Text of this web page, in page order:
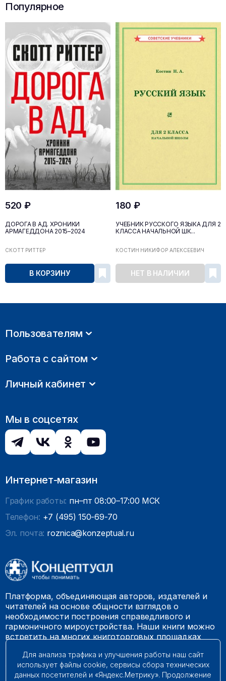
Популярное
520 ₽
ДОРОГА В АД. ХРОНИКИ
АРМАГЕДДОНА 2015–2024
СКОТТ РИТТЕР
В КОРЗИНУ
180 ₽
УЧЕБНИК РУССКОГО ЯЗЫКА ДЛЯ 2
КЛАССА НАЧАЛЬНОЙ ШК...
КОСТИН НИКИФОР АЛЕКСЕЕВИЧ
НЕТ В НАЛИЧИИ
Пользователям
Работа с сайтом
Личный кабинет
Мы в соцсетях
Интернет-магазин
График работы: пн–пт 08:00–17:00 МСК
Телефон: +7 (495) 150-69-70
Эл. почта: roznica@konzeptual.ru
Платформа, объединяющая авторов, издателей и
читателей на основе общности взглядов о
необходимости построения справедливого и
гармоничного мироустройства. Наши книги можно
встретить на многих книготорговых площадках
© 2009 – 2026. Все права защищены.
Для анализа трафика и улучшения работы наш сайт
использует файлы cookie, сервисы сбора технических
данных посетителей и «Яндекс.Метрику». Продолжение